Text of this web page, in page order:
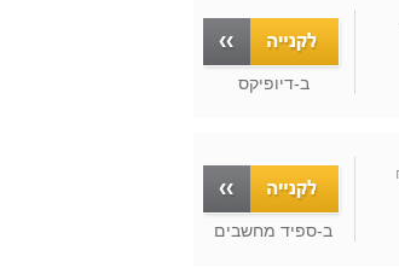
ב-דיופיקס
ב-ספיד מחשבים